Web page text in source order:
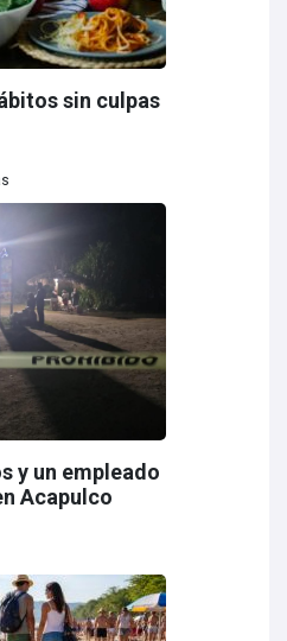
sin culpas
y un empleado
Acapulco